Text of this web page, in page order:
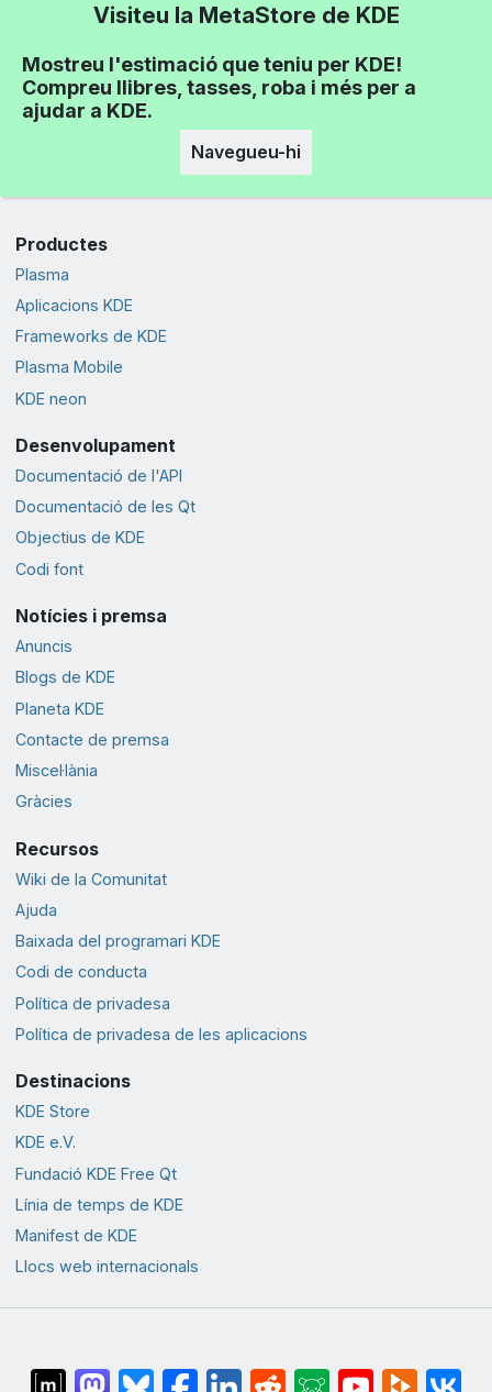
Visiteu la MetaStore de KDE
Mostreu l'estimació que teniu per KDE!
Compreu llibres, tasses, roba i més per a
ajudar a KDE.
Navegueu-hi
Productes
Plasma
Aplicacions KDE
Frameworks de KDE
Plasma Mobile
KDE neon
Desenvolupament
Documentació de l'API
Documentació de les Qt
Objectius de KDE
Codi font
Notícies i premsa
Anuncis
Blogs de KDE
Planeta KDE
Contacte de premsa
Miscel·lània
Gràcies
Recursos
Wiki de la Comunitat
Ajuda
Baixada del programari KDE
Codi de conducta
Política de privadesa
Política de privadesa de les aplicacions
Destinacions
KDE Store
KDE e.V.
Fundació KDE Free Qt
Línia de temps de KDE
Manifest de KDE
Llocs web internacionals